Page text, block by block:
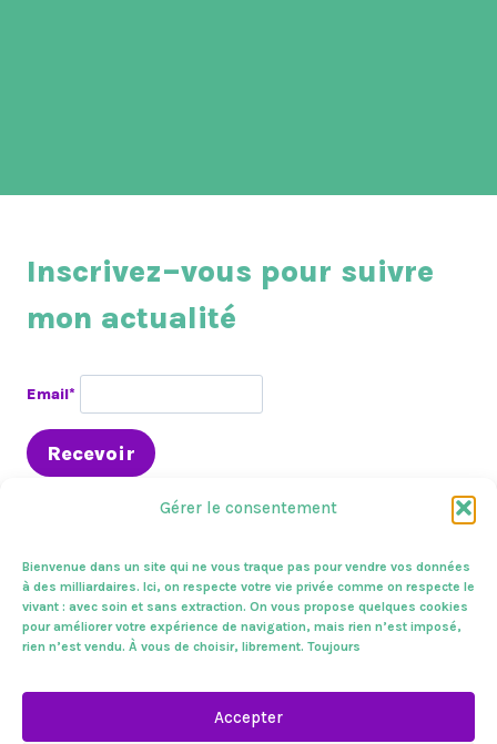
Gérer le consentement
Bienvenue dans un site qui ne vous traque pas pour vendre vos données
à des milliardaires. Ici, on respecte votre vie privée comme on respecte le
vivant : avec soin et sans extraction. On vous propose quelques cookies
pour améliorer votre expérience de navigation, mais rien n’est imposé,
rien n’est vendu. À vous de choisir, librement. Toujours
Accepter
Inscrivez–vous pour suivre
mon actualité
Email*
En circo Presse & médias
A l’assemblée
Sur le terrain
Zoom sur Mes combats